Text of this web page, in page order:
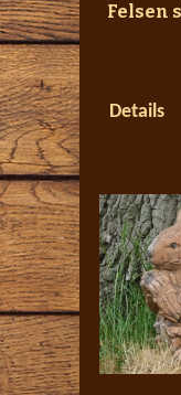
Felsen
Details